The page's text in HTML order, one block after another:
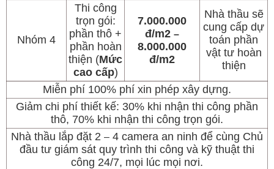
Nhóm 4
Thi công
trọn gói:
phần thô +
phần hoàn
thiện (Mức
cao cấp)
7.000.000
đ/m2 –
8.000.000
đ/m2
Nhà thầu sẽ
cung cấp dự
toán phần
vật tư hoàn
thiện
Miễn phí 100% phí xin phép xây dựng.
Giảm chi phí thiết kế: 30% khi nhận thi công phần
thô, 70% khi nhận thi công trọn gói.
Nhà thầu lắp đặt 2 – 4 camera an ninh để cùng Chủ
đầu tư giám sát quy trình thi công và kỹ thuật thi
công 24/7, mọi lúc mọi nơi.